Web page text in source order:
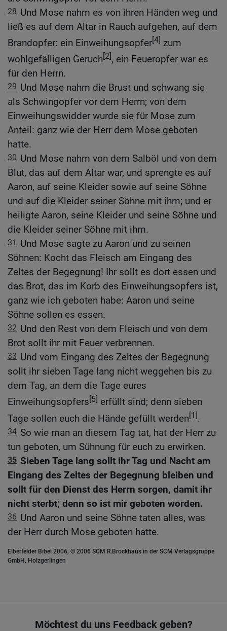
28 Und Mose nahm es von ihren Händen weg und
ließ es auf dem Altar in Rauch aufgehen, auf dem
Brandopfer: ein Einweihungsopfer[4] zum
wohlgefälligen Geruch[2], ein Feueropfer war es
für den Herrn.
29 Und Mose nahm die Brust und schwang sie
als Schwingopfer vor dem Herrn; von dem
Einweihungswidder wurde sie für Mose zum
Anteil: ganz wie der Herr dem Mose geboten
hatte.
30 Und Mose nahm von dem Salböl und von dem
Blut, das auf dem Altar war, und sprengte es auf
Aaron, auf seine Kleider sowie auf seine Söhne
und auf die Kleider seiner Söhne mit ihm; und er
heiligte Aaron, seine Kleider und seine Söhne und
die Kleider seiner Söhne mit ihm.
31
Und Mose sagte zu Aaron und zu seinen
Söhnen: Kocht das Fleisch am Eingang des
Zeltes der Begegnung! Ihr sollt es dort essen und
das Brot, das im Korb des Einweihungsopfers ist,
ganz wie ich geboten habe: Aaron und seine
Söhne sollen es essen.
32 Und den Rest von dem Fleisch und von dem
Brot sollt ihr mit Feuer verbrennen.
33 Und vom Eingang des Zeltes der Begegnung
sollt ihr sieben Tage lang nicht weggehen bis zu
dem Tag, an dem die Tage eures
Einweihungsopfers[5] erfüllt sind; denn sieben
Tage sollen euch die Hände gefüllt werden[1].
34 So wie man an diesem Tag tat, hat der Herr zu
tun geboten, um Sühnung für euch zu erwirken.
35 Sieben Tage lang sollt ihr Tag und Nacht am
Eingang des Zeltes der Begegnung bleiben und
sollt für den Dienst des Herrn sorgen, damit ihr
nicht sterbt; denn so ist mir geboten worden.
36 Und Aaron und seine Söhne taten alles, was
der Herr durch Mose geboten hatte.
Elberfelder Bibel 2006, © 2006 SCM R.Brockhaus in der SCM Verlagsgruppe
GmbH, Holzgerlingen
Möchtest du uns Feedback geben?